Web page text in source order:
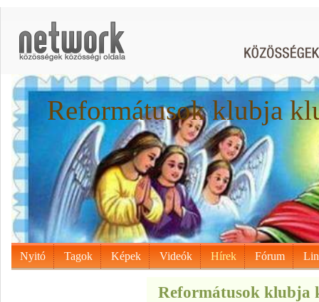
Reformátusok klubja
Nyitó Tagok Képek Videók Hírek Fórum
Reformátusok klubja